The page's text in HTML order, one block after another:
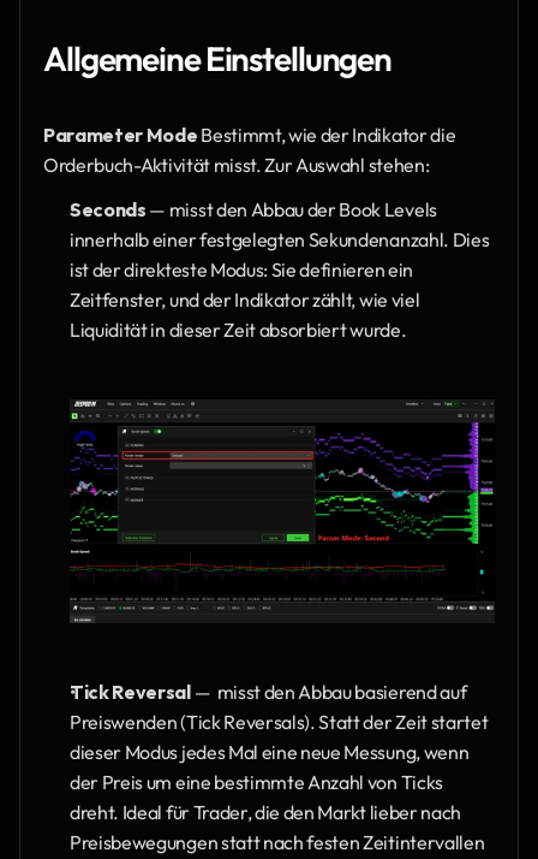
Allgemeine Einstellungen
Parameter Mode Bestimmt, wie der Indikator die
Orderbuch-Aktivität misst. Zur Auswahl stehen:
Seconds — misst den Abbau der Book Levels
innerhalb einer festgelegten Sekundenanzahl. Dies
ist der direkteste Modus: Sie definieren ein
Zeitfenster, und der Indikator zählt, wie viel
Liquidität in dieser Zeit absorbiert wurde.
Tick Reversal —  misst den Abbau basierend auf
Preiswenden (Tick Reversals). Statt der Zeit startet
dieser Modus jedes Mal eine neue Messung, wenn
der Preis um eine bestimmte Anzahl von Ticks
dreht. Ideal für Trader, die den Markt lieber nach
Preisbewegungen statt nach festen Zeitintervallen